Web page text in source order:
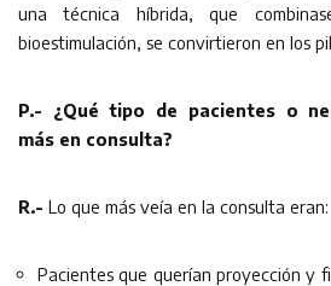
una técnica híbrida, que
bioestimulación, se convirtieron en los
P.- ¿Qué tipo de pacientes o
más en consulta?
R.- Lo que más veía en la consulta eran:
Pacientes que querían proyección y